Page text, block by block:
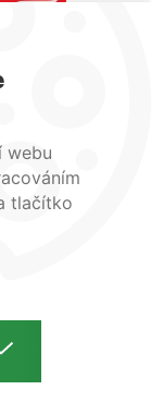
webu
tlačítko